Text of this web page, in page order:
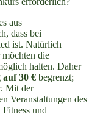
aus
dass bei
ist. Natürlich
die
halten. Daher
30 € begrenzt;
Mit der
Veranstaltungen des
und